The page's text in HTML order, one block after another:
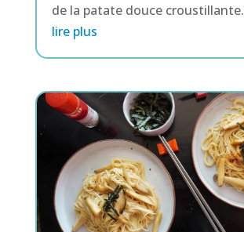
de la patate douce croustillante.
lire plus